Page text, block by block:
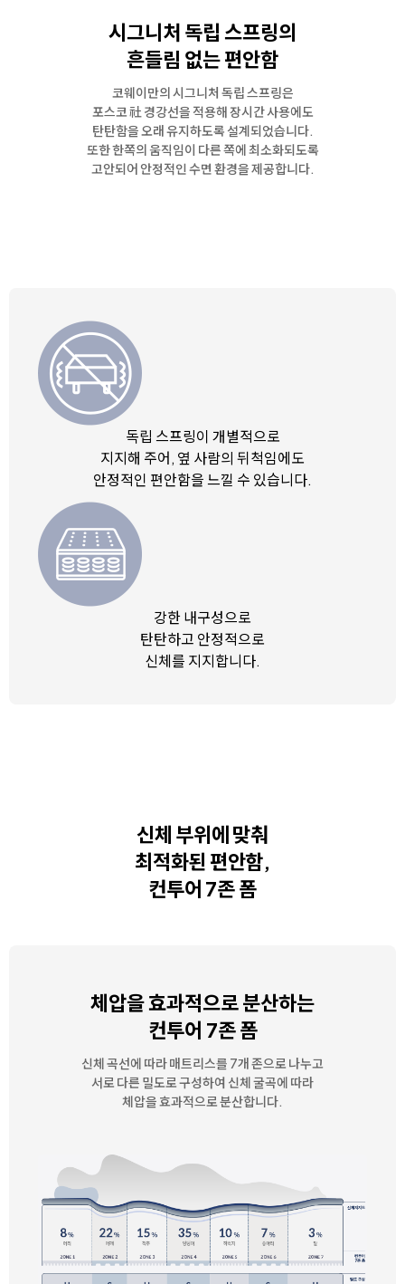
시그니처 독립 스프링의
흔들림 없는 편안함
코웨이만의 시그니처 독립 스프링은
포스코社 경강선을 적용해 장시간 사용에도
탄탄함을 오래 유지하도록 설계되었습니다.
또한 한쪽의 움직임이 다른 쪽에 최소화되도록
고안되어 안정적인 수면 환경을 제공합니다.
독립 스프링이 개별적으로
지지해 주어, 옆 사람의 뒤척임에도
안정적인 편안함을 느낄 수 있습니다.
강한 내구성으로
탄탄하고 안정적으로
신체를 지지합니다.
신체 부위에 맞춰
최적화된 편안함,
컨투어 7존 폼
체압을 효과적으로 분산하는
컨투어 7존 폼
신체 곡선에 따라 매트리스를 7개 존으로 나누고
서로 다른 밀도로 구성하여 신체 굴곡에 따라
체압을 효과적으로 분산합니다.